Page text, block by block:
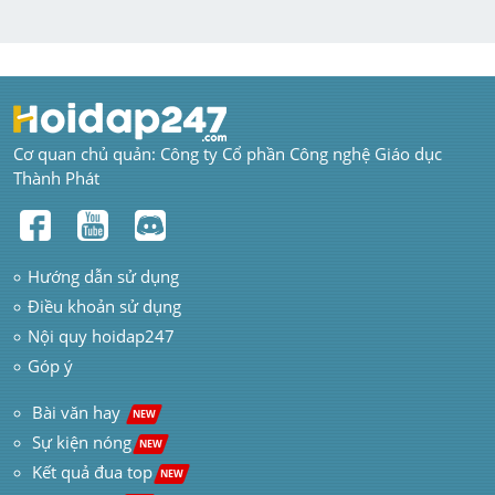
Cơ quan chủ quản: Công ty Cổ phần Công nghệ Giáo dục
Thành Phát
Hướng dẫn sử dụng
Điều khoản sử dụng
Nội quy hoidap247
Góp ý
Bài văn hay NEW
Sự kiện nóng NEW
Kết quả đua top NEW